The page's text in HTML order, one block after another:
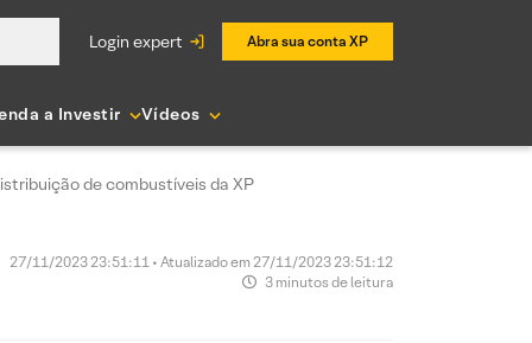
login expert Abra sua conta XP
a Investir Vídeos
de combustíveis da XP
27/11/2023 23:51:11 • Atualizado em 27/11/2023 23:51:12
3 minutos de leitura